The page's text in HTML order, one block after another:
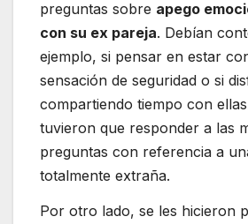
preguntas sobre apego
con su ex pareja. Debían
ejemplo, si pensar en estar
sensación de seguridad o si
compartiendo tiempo con
tuvieron que responder a las
preguntas con referencia a
totalmente extraña.
Por otro lado, se les hicieron